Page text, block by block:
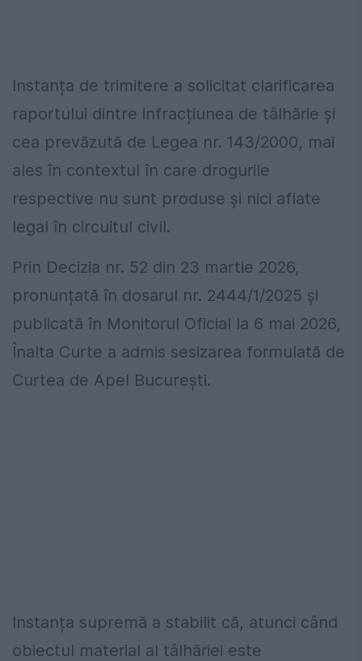
Instanța de trimitere a solicitat clarificarea
raportului dintre infracțiunea de tâlhărie și
cea prevăzută de Legea nr. 143/2000, mai
ales în contextul în care drogurile
respective nu sunt produse și nici aflate
legal în circuitul civil.
Prin Decizia nr. 52 din 23 martie 2026,
pronunțată în dosarul nr. 2444/1/2025 și
publicată în Monitorul Oficial la 6 mai 2026,
Înalta Curte a admis sesizarea formulată de
Curtea de Apel București.
Instanța supremă a stabilit că, atunci când
obiectul material al tâlhăriei este